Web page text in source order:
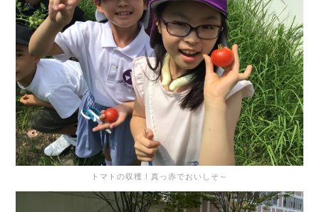
トマトの収穫！真っ赤でおいしそ～